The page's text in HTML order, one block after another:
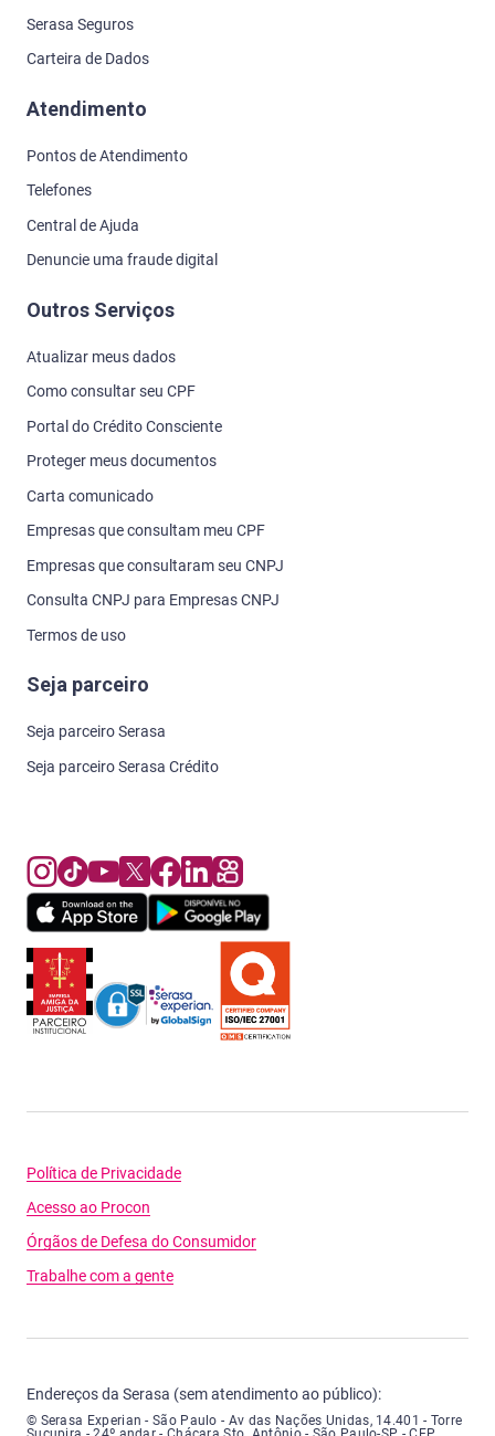
Serasa Seguros
Carteira de Dados
Atendimento
Pontos de Atendimento
Telefones
Central de Ajuda
Denuncie uma fraude digital
Outros Serviços
Atualizar meus dados
Como consultar seu CPF
Portal do Crédito Consciente
Proteger meus documentos
Carta comunicado
Empresas que consultam meu CPF
Empresas que consultaram seu CNPJ
Consulta CNPJ para Empresas CNPJ
Termos de uso
Seja parceiro
Seja parceiro Serasa
Seja parceiro Serasa Crédito
Política de Privacidade
Acesso ao Procon
Órgãos de Defesa do Consumidor
Trabalhe com a gente
Endereços da Serasa (sem atendimento ao público):
Serasa Experian - São Paulo - Endereço: Avenida das Nações Unidas,
© Serasa Experian - São Paulo - Av das Nações Unidas, 14.401 - Torre